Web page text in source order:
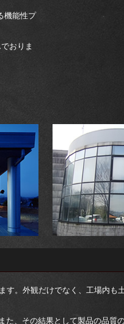
機能性プ
おりま
。外観だけでなく、工場内も
、その結果として製品の品質